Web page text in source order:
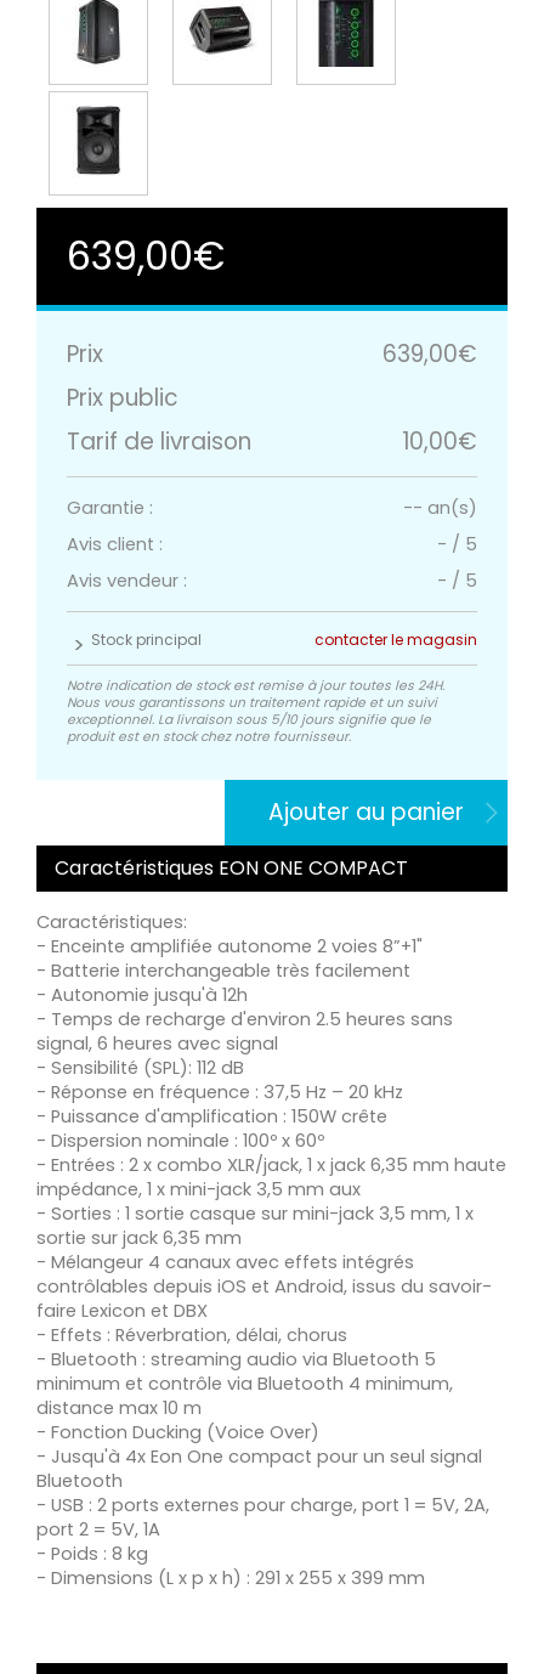
639,00€
Prix
639,00€
Prix public
Tarif de livraison
10,00€
Garantie :
-- an(s)
Avis client :
- / 5
Avis vendeur :
- / 5
Stock principal contacter le magasin
Notre indication de stock est remise à jour toutes les 24H.
Nous vous garantissons un traitement rapide et un suivi
exceptionnel. La livraison sous 5/10 jours signifie que le
produit est en stock chez notre fournisseur.
Ajouter au panier
Caractéristiques EON ONE COMPACT
Caractéristiques:
- Enceinte amplifiée autonome 2 voies 8”+1"
- Batterie interchangeable très facilement
- Autonomie jusqu'à 12h
- Temps de recharge d'environ 2.5 heures sans
signal, 6 heures avec signal
- Sensibilité (SPL): 112 dB
- Réponse en fréquence : 37,5 Hz – 20 kHz
- Puissance d'amplification : 150W crête
- Dispersion nominale : 100º x 60º
- Entrées : 2 x combo XLR/jack, 1 x jack 6,35 mm haute
impédance, 1 x mini-jack 3,5 mm aux
- Sorties : 1 sortie casque sur mini-jack 3,5 mm, 1 x
sortie sur jack 6,35 mm
- Mélangeur 4 canaux avec effets intégrés
contrôlables depuis iOS et Android, issus du savoir-
faire Lexicon et DBX
- Effets : Réverbration, délai, chorus
- Bluetooth : streaming audio via Bluetooth 5
minimum et contrôle via Bluetooth 4 minimum,
distance max 10 m
- Fonction Ducking (Voice Over)
- Jusqu'à 4x Eon One compact pour un seul signal
Bluetooth
- USB : 2 ports externes pour charge, port 1 = 5V, 2A,
port 2 = 5V, 1A
- Poids : 8 kg
- Dimensions (L x p x h) : 291 x 255 x 399 mm